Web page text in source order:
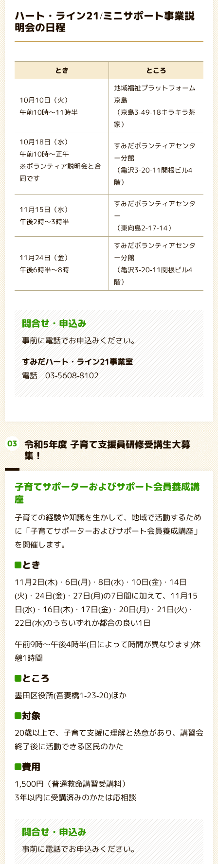
ハート・ライン21/ミニサポート事業説
明会の日程
とき ところ
10月10日（火）
午前10時～11時半
地域福祉プラットフォーム
京島
（京島3-49-18キラキラ茶
家）
10月18日（水）
午前10時～正午
※ボランティア説明会と合
同です
すみだボランティアセンタ
ー分館
（亀沢3-20-11関根ビル4
階）
11月15日（水）
午後2時～3時半
すみだボランティアセンタ
ー
（東向島2-17-14）
11月24日（金）
午後6時半～8時
すみだボランティアセンタ
ー分館
（亀沢3-20-11関根ビル4
階）
問合せ・申込み
事前に電話でお申込みください。
すみだハート・ライン21事業室
電話 03-5608-8102
03
令和5年度 子育て支援員研修受講生大募
集！
子育てサポーターおよびサポート会員養成講
座
子育ての経験や知識を生かして、地域で活動するため
に「子育てサポーターおよびサポート会員養成講座」
を開催します。
とき
11月2日(木)・6日(月)・8日(水)・10日(金)・14日
(火)・24日(金)・27日(月)の7日間に加えて、11月15
日(水)・16日(木)・17日(金)・20日(月)・21日(火)・
22日(水)のうちいずれか都合の良い1日
午前9時～午後4時半(日によって時間が異なります)休
憩1時間
ところ
墨田区役所(吾妻橋1-23-20)ほか
対象
20歳以上で、子育て支援に理解と熱意があり、講習会
終了後に活動できる区民のかた
費用
1,500円（普通救命講習受講料）
3年以内に受講済みのかたは応相談
問合せ・申込み
事前に電話でお申込みください。